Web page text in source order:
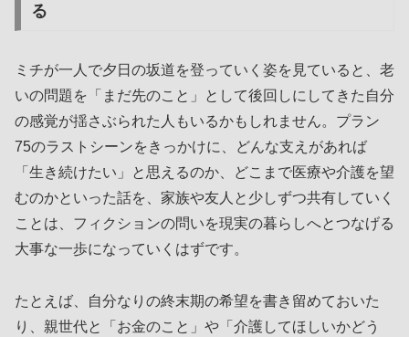
る
ミチが一人で夕日の坂道を登っていく姿を見ていると、老
いの問題を「まだ先のこと」として後回しにしてきた自分
の感覚が揺さぶられた人もいるかもしれません。プラン
75のラストシーンをきっかけに、どんな支えがあれば
「生き続けたい」と思えるのか、どこまで医療や介護を望
むのかといった話を、家族や友人と少しずつ共有していく
ことは、フィクションの問いを現実の暮らしへとつなげる
大事な一歩になっていくはずです。
たとえば、自分なりの終末期の希望を書き留めておいた
り、親世代と「お金のこと」や「介護してほしいかどう